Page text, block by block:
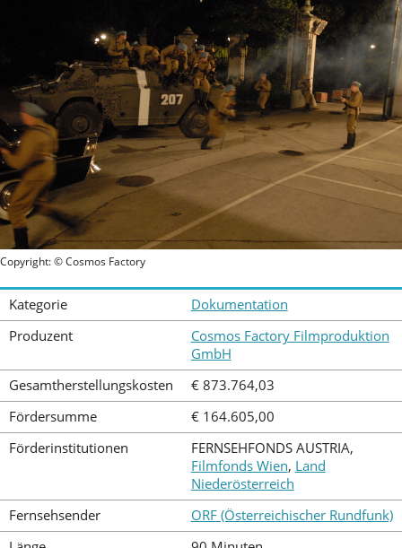
Copyright: © Cosmos Factory
Kategorie
Dokumentation
Produzent
Cosmos Factory Filmproduktion
GmbH
Gesamtherstellungskosten
€ 873.764,03
Fördersumme
€ 164.605,00
Förderinstitutionen
FERNSEHFONDS AUSTRIA,
Filmfonds Wien, Land
Niederösterreich
Fernsehsender
ORF (Österreichischer Rundfunk)